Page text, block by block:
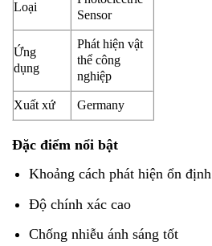
Loại
Sensor
Ứng
dụng
Phát hiện vật
thể công
nghiệp
Xuất xứ Germany
Đặc điểm nổi bật
Khoảng cách phát hiện ổn định
Độ chính xác cao
Chống nhiễu ánh sáng tốt